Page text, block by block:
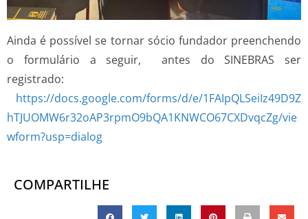
Ainda é possível se tornar sócio fundador preenchendo
o formulário a seguir, antes do SINEBRAS ser
registrado:
https://docs.google.com/forms/d/e/1FAIpQLSeiIz49D9Z
hTJUOMW6r32oAP3rpmO9bQA1KNWCO67CXDvqcZg/vie
wform?usp=dialog
COMPARTILHE